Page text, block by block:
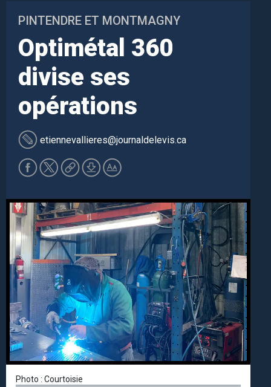
PINTENDRE ET MONTMAGNY
Optimétal 360
divise ses
opérations
etiennevallieres@journaldelevis.ca
Photo : Courtoisie